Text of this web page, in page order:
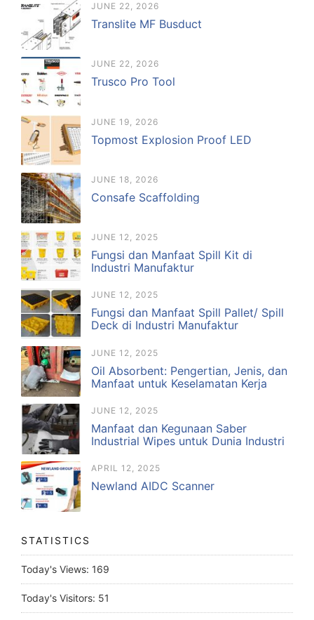
JUNE 22, 2026
Translite MF Busduct
JUNE 22, 2026
Trusco Pro Tool
JUNE 19, 2026
Topmost Explosion Proof LED
JUNE 18, 2026
Consafe Scaffolding
JUNE 12, 2025
Fungsi dan Manfaat Spill Kit di
Industri Manufaktur
JUNE 12, 2025
Fungsi dan Manfaat Spill Pallet/ Spill
Deck di Industri Manufaktur
JUNE 12, 2025
Oil Absorbent: Pengertian, Jenis, dan
Manfaat untuk Keselamatan Kerja
JUNE 12, 2025
Manfaat dan Kegunaan Saber
Industrial Wipes untuk Dunia Industri
APRIL 12, 2025
Newland AIDC Scanner
STATISTICS
Today's Views: 169
Today's Visitors: 51